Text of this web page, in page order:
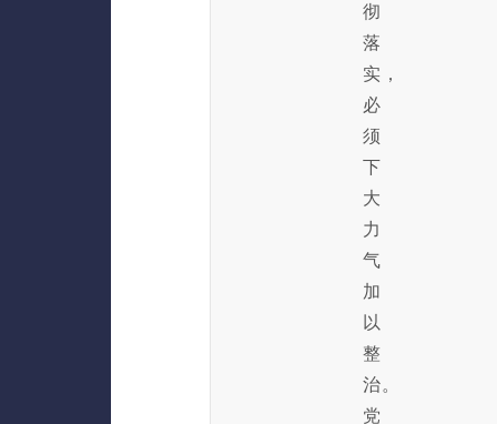
彻
落
实，
必
须
下
大
力
气
加
以
整
治。
党